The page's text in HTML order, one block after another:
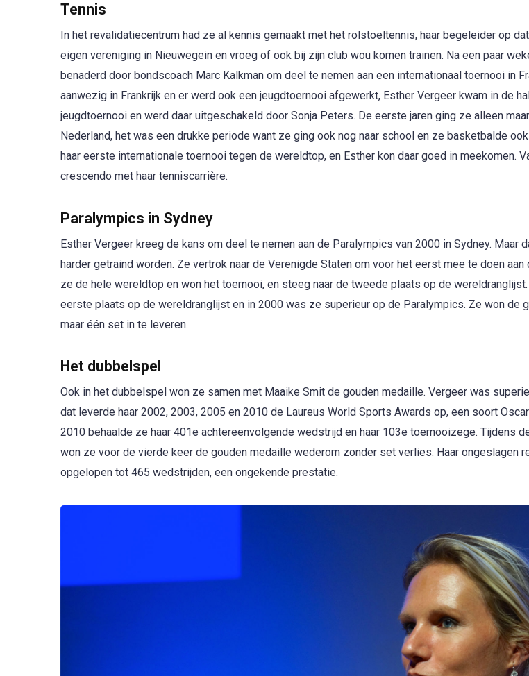
Tennis
In het revalidatiecentrum had ze al kennis gemaakt met het rolstoeltennis, haar begeleider op
eigen vereniging in Nieuwegein en vroeg of ook bij zijn club wou komen trainen. Na een paar
benaderd door bondscoach Marc Kalkman om deel te nemen aan een internationaal toernooi in
aanwezig in Frankrijk en er werd ook een jeugdtoernooi afgewerkt, Esther Vergeer kwam in de
jeugdtoernooi en werd daar uitgeschakeld door Sonja Peters. De eerste jaren ging ze alleen
Nederland, het was een drukke periode want ze ging ook nog naar school en ze basketbalde
haar eerste internationale toernooi tegen de wereldtop, en Esther kon daar goed in meekomen.
crescendo met haar tenniscarrière.
Paralympics in Sydney
Esther Vergeer kreeg de kans om deel te nemen aan de Paralympics van 2000 in Sydney. Maar
harder getraind worden. Ze vertrok naar de Verenigde Staten om voor het eerst mee te doen aan
ze de hele wereldtop en won het toernooi, en steeg naar de tweede plaats op de
eerste plaats op de wereldranglijst en in 2000 was ze superieur op de Paralympics. Ze won de
maar één set in te leveren.
Het dubbelspel
Ook in het dubbelspel won ze samen met Maaike Smit de gouden medaille. Vergeer was
dat leverde haar 2002, 2003, 2005 en 2010 de Laureus World Sports Awards op, een soort
2010 behaalde ze haar 401e achtereenvolgende wedstrijd en haar 103e toernooizege. Tijdens
won ze voor de vierde keer de gouden medaille wederom zonder set verlies. Haar ongeslagen
opgelopen tot 465 wedstrijden, een ongekende prestatie.